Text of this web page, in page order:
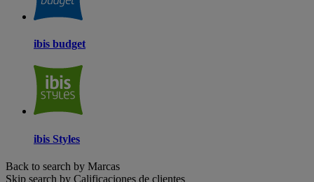
ibis budget
ibis Styles
Back to search by Marcas
Skip search by Calificaciones de clientes